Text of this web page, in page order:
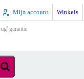
Mijn account Winkels
garantie